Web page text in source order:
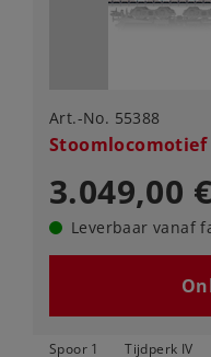
Art.-No. 55388
Stoomlocomotief
3.049,00 €
Leverbaar vanaf
Spoor 1 Tijdperk IV